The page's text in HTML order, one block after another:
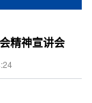
精神宣讲会